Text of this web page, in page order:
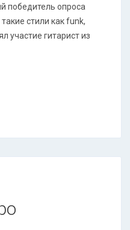
победитель опроса
стили как funk,
участие гитарист из